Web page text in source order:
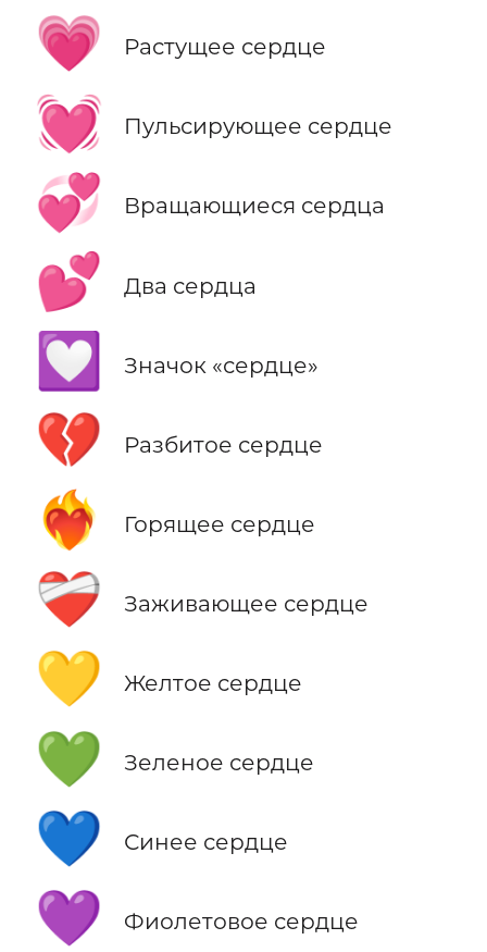
💗 Растущее сердце
💓 Пульсирующее сердце
💞 Вращающиеся сердца
💕 Два сердца
💟 Значок «сердце»
💔 Разбитое сердце
❤️‍🔥 Горящее сердце
❤️‍🩹 Заживающее сердце
💛 Желтое сердце
💚 Зеленое сердце
💙 Синее сердце
💜 Фиолетовое сердце